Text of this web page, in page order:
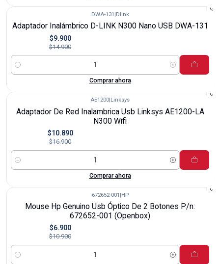
DWA-131 |Dlink
Adaptador Inalámbrico D-LINK N300 Nano USB DWA-131
$9.900
$14.900
Cantidad
Comprar ahora
AE1200 Linksys
Adaptador De Red Inalambrica Usb Linksys AE1200-LA
N300 Wifi
$10.890
$16.900
Cantidad
Comprar ahora
672652-001 |HP
Mouse Hp Genuino Usb Óptico De 2 Botones P/n:
672652-001 (Openbox)
$6.900
$10.900
Cantidad